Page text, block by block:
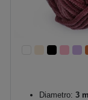
Diametro: 3